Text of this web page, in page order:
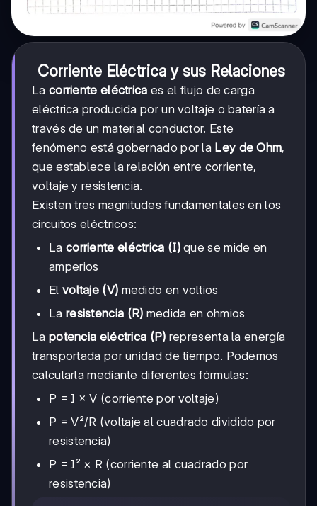
Corriente Eléctrica y sus Relaciones
La corriente eléctrica es el flujo de carga
eléctrica producida por un voltaje o batería a
través de un material conductor. Este
fenómeno está gobernado por la Ley de Ohm,
que establece la relación entre corriente,
voltaje y resistencia.
Existen tres magnitudes fundamentales en los
circuitos eléctricos:
La corriente eléctrica (I)que se mide en
amperios
El voltaje (V) medido en voltios
La resistencia (R) medida en ohmios
La potencia eléctrica (P) representa la energía
transportada por unidad de tiempo. Podemos
calcularla mediante diferentes fórmulas:
P = I × V (corriente por voltaje)
P = V²/R (voltaje al cuadrado dividido por
resistencia)
P = I² × R (corriente al cuadrado por
resistencia)